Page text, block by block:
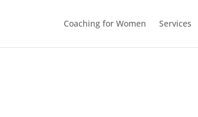
Coaching for Women Services